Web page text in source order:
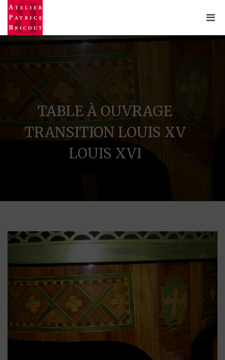
TABLE À OUVRAGE
TRANSITION LOUIS XV
LOUIS XVI